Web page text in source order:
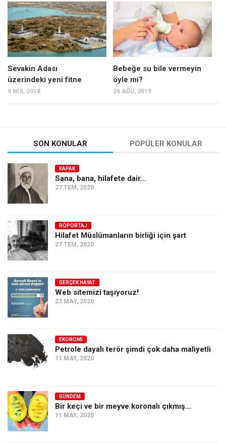
Mehmet Ali Tekin
Abir E. Nahas
Amina S. Jenenkovic
Bağdagül Öz
Esra Elönü
Kategoriler
Kültür Sanat
Kitap
Karisi kitap sualleri
7 soruda bu hafta
Ekonomi
Spor
Sağlık
Gıda-Beslenme
Türkiye
Siyaset
Dünya
Asya
Sevakin Adası
üzerindeki yeni fitne
9 NIS, 2018
Bebeğe su bile vermeyin
öyle mi?
26 AĞU, 2019
SON KONULAR POPÜLER KONULAR
KAPAK
Sana, bana, hilafete dair…
27 TEM, 2020
RÖPORTAJ
Hilafet Müslümanların birliği için şart
27 TEM, 2020
GERÇEK HAYAT
Web sitemizi taşıyoruz!
23 MAY, 2020
EKONOMI
Petrole dayalı terör şimdi çok daha maliyetli
11 MAY, 2020
GÜNDEM
Bir keçi ve bir meyve koronalı çıkmış…
11 MAY, 2020